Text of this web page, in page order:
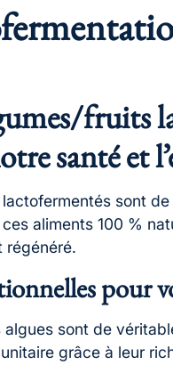
fruits
santé et
sont
aliments 100 %
régénéré.
pour
algues sont de
grâce à leur